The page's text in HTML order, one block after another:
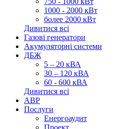
1000 - 2000 кВт
более 2000 кВт
Дивитися всі
Газові генератори
Акумуляторні системи
ДБЖ
5 – 20 кВА
30 – 120 кВА
60 - 600 кВА
Дивитися всі
АВР
Послуги
Енергоаудит
Проект